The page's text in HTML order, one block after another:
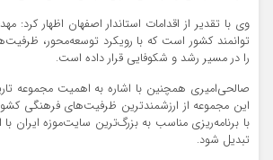
وی با تقدیر از اقدامات استاندار اصفهان اظهار کرد:
توانمند کشور است که با رویکرد توسعه‌محور،
را در مسیر رشد و شکوفایی قرار داده است.
صالحی‌امیری همچنین با اشاره به اهمیت مجموعه
این مجموعه از ارزشمندترین ظرفیت‌های فرهنگی
با برنامه‌ریزی مناسب به بزرگ‌ترین سایت‌موزه ایران با
تبدیل شود.